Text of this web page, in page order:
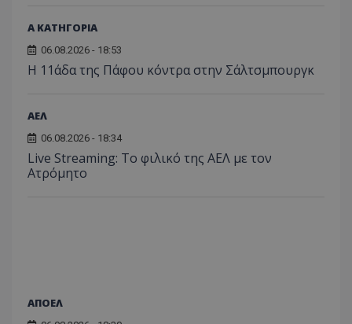
Α ΚΑΤΗΓΟΡΙΑ
06.08.2026 - 18:53
Η 11άδα της Πάφου κόντρα στην Σάλτσμπουργκ
ΑΕΛ
06.08.2026 - 18:34
Live Streaming: Το φιλικό της ΑΕΛ με τον
Ατρόμητο
ΑΠΟΕΛ